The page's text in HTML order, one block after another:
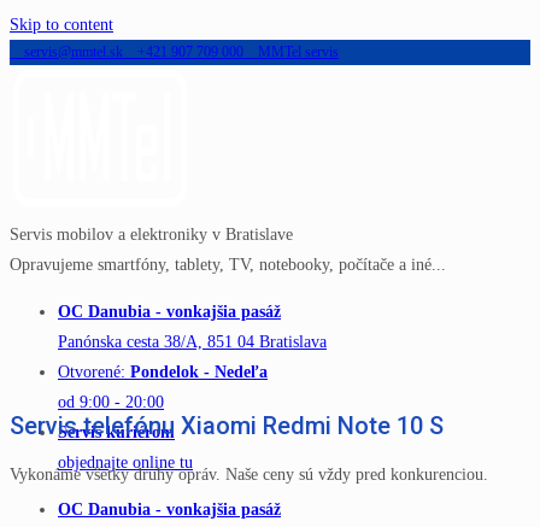
Skip to content
servis@mmtel.sk +421 907 709 000 MMTel servis
Servis mobilov a elektroniky v Bratislave
Opravujeme smartfóny, tablety, TV, notebooky, počítače a iné...
OC Danubia - vonkajšia pasáž
Panónska cesta 38/A, 851 04 Bratislava
Otvorené: Pondelok - Nedeľa
od 9:00 - 20:00
Servis kuriérom
objednajte online tu
OC Danubia - vonkajšia pasáž
Servis telefónu Xiaomi Redmi Note 10 S
Vykonáme všetky druhy opráv. Naše ceny sú vždy pred konkurenciou.